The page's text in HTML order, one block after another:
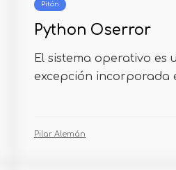
Pitón
Python Oserror
El sistema operativo es
excepción incorporada
Pilar Alemán